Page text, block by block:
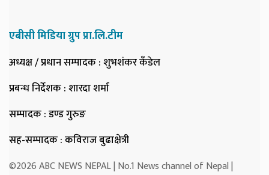
एबीसी मिडिया ग्रुप प्रा.लि.टीम
अध्यक्ष / प्रधान सम्पादक: शुभशंकर कँडेल
प्रबन्ध निर्देशक: शारदा शर्मा
सम्पादक: डण्ड गुरुङ
सह-सम्पादक: कविराज बुढाक्षेत्री
©2026 ABC NEWS NEPAL | No.1 News channel of Nepal |